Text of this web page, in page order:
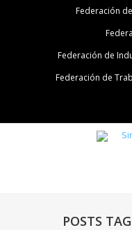
Federación
Federación de
Federación de
POSTS